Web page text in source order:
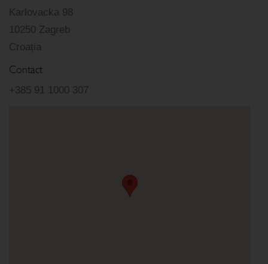
Karlovacka 98
10250 Zagreb
Croația
Contact
+385 91 1000 307